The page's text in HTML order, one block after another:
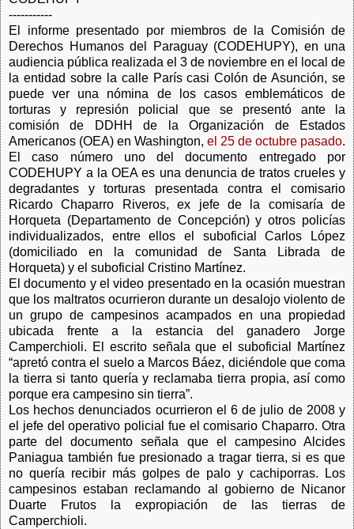
-----------
El informe presentado por miembros de la Comisión de
Derechos Humanos del Paraguay (CODEHUPY), en una
audiencia pública realizada el 3 de noviembre en el local de
la entidad sobre la calle París casi Colón de Asunción, se
puede ver una nómina de los casos emblemáticos de
torturas y represión policial que se presentó ante la
comisión de DDHH de la Organización de Estados
Americanos (OEA) en Washington, el 25 de octubre pasado.
El caso número uno del documento entregado por
CODEHUPY a la OEA es una denuncia de tratos crueles y
degradantes y torturas presentada contra el comisario
Ricardo Chaparro Riveros, ex jefe de la comisaría de
Horqueta (Departamento de Concepción) y otros policías
individualizados, entre ellos el suboficial Carlos López
(domiciliado en la comunidad de Santa Librada de
Horqueta) y el suboficial Cristino Martínez.
El documento y el video presentado en la ocasión muestran
que los maltratos ocurrieron durante un desalojo violento de
un grupo de campesinos acampados en una propiedad
ubicada frente a la estancia del ganadero Jorge
Camperchioli. El escrito señala que el suboficial Martínez
“apretó contra el suelo a Marcos Báez, diciéndole que coma
la tierra si tanto quería y reclamaba tierra propia, así como
porque era campesino sin tierra”.
Los hechos denunciados ocurrieron el 6 de julio de 2008 y
el jefe del operativo policial fue el comisario Chaparro. Otra
parte del documento señala que el campesino Alcides
Paniagua también fue presionado a tragar tierra, si es que
no quería recibir más golpes de palo y cachiporras. Los
campesinos estaban reclamando al gobierno de Nicanor
Duarte Frutos la expropiación de las tierras de
Camperchioli.